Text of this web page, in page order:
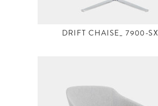
DRIFT CHAISE_ 7900-